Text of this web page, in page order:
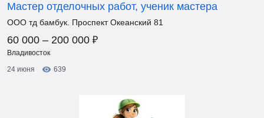
Мастер отделочных работ, ученик мастера
ООО тд бамбук. Проспект Океанский 81
60 000 – 200 000 ₽
Владивосток
24 июня
639